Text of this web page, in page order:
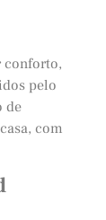
conforto,
pelo
de
com